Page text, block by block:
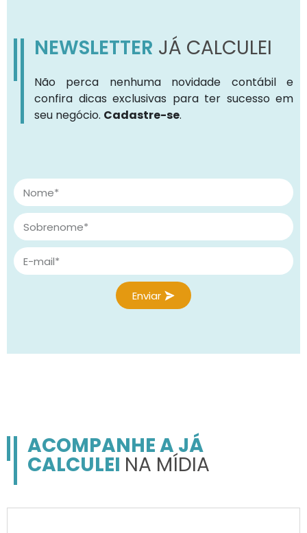
NEWSLETTER JÁ CALCULEI
Não perca nenhuma novidade contábil e
confira dicas exclusivas para ter sucesso em
seu negócio. Cadastre-se.
Enviar
ACOMPANHE A JÁ
CALCULEI NA MÍDIA